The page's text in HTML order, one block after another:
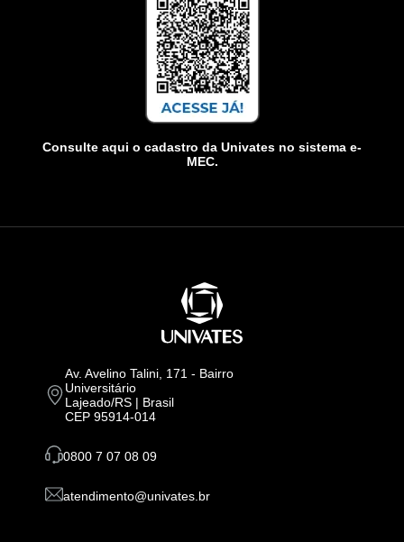
Consulte aqui o cadastro da Univates no sistema e-
MEC.
Av. Avelino Talini, 171 - Bairro
Universitário
Lajeado/RS | Brasil
CEP 95914-014
0800 7 07 08 09
atendimento@univates.br